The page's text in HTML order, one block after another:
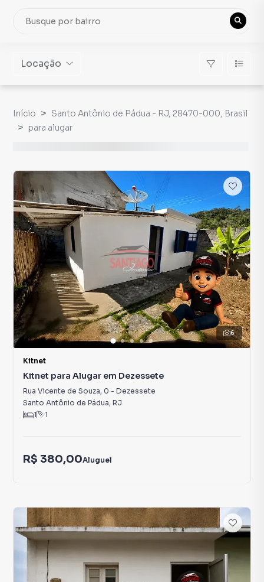
Locação
Início
Santo Antônio de Pádua - RJ, 28470-000, Brasil
para alugar
6
Kitnet
Kitnet para Alugar em Dezessete
Rua Vicente de Souza, 0 - Dezessete
Santo Antônio de Pádua, RJ
1
1
R$ 380,00Aluguel